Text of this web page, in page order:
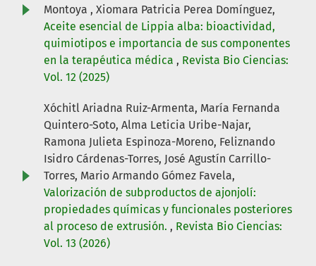
Montoya , Xiomara Patricia Perea Domínguez,
Aceite esencial de Lippia alba: bioactividad,
quimiotipos e importancia de sus componentes
en la terapéutica médica , Revista Bio Ciencias:
Vol. 12 (2025)
Xóchitl Ariadna Ruiz-Armenta, María Fernanda
Quintero-Soto, Alma Leticia Uribe-Najar,
Ramona Julieta Espinoza-Moreno, Feliznando
Isidro Cárdenas-Torres, José Agustín Carrillo-
Torres, Mario Armando Gómez Favela,
Valorización de subproductos de ajonjolí:
propiedades químicas y funcionales posteriores
al proceso de extrusión. , Revista Bio Ciencias:
Vol. 13 (2026)